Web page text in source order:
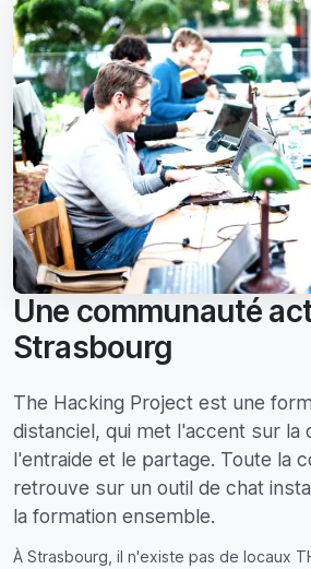
Une communauté
Strasbourg
The Hacking Project est une
distanciel, qui met l'accent sur la
l'entraide et le partage. Toute la
retrouve sur un outil de chat
la formation ensemble.
À Strasbourg, il n'existe pas de locaux